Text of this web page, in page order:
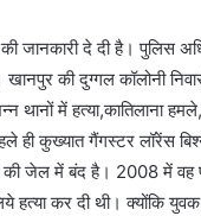
जानकारी दे दी है। पुलिस
खानपुर की दुग्गल कॉलोनी
थानों में
कुख्यात गैंगस्टर लॉरेंस
की जेल में बंद है। 2008 में
कर दी थी। क्योंकि